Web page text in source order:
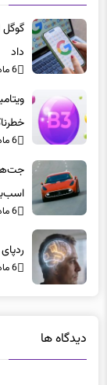
گوگل
داد
6 ماه پیش
6 ماه پیش
6 ماه پیش
6 ماه پیش
دیدگاه ها